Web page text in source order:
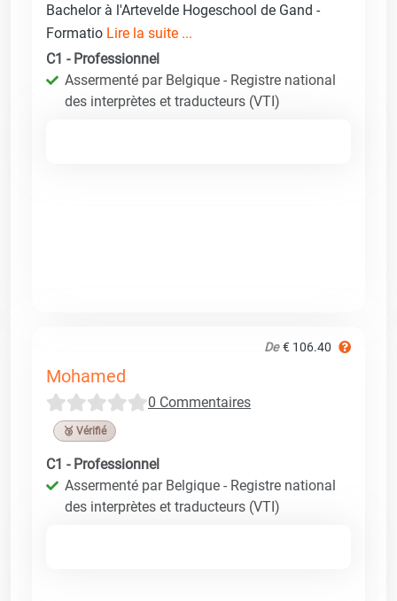
Bachelor à l'Artevelde Hogeschool de Gand -
Formatio Lire la suite ...
C1 - Professionnel
Assermenté par Belgique - Registre national
des interprètes et traducteurs (VTI)
De € 106.40
Mohamed
0 Commentaires
🥉 Vérifié
C1 - Professionnel
Assermenté par Belgique - Registre national
des interprètes et traducteurs (VTI)